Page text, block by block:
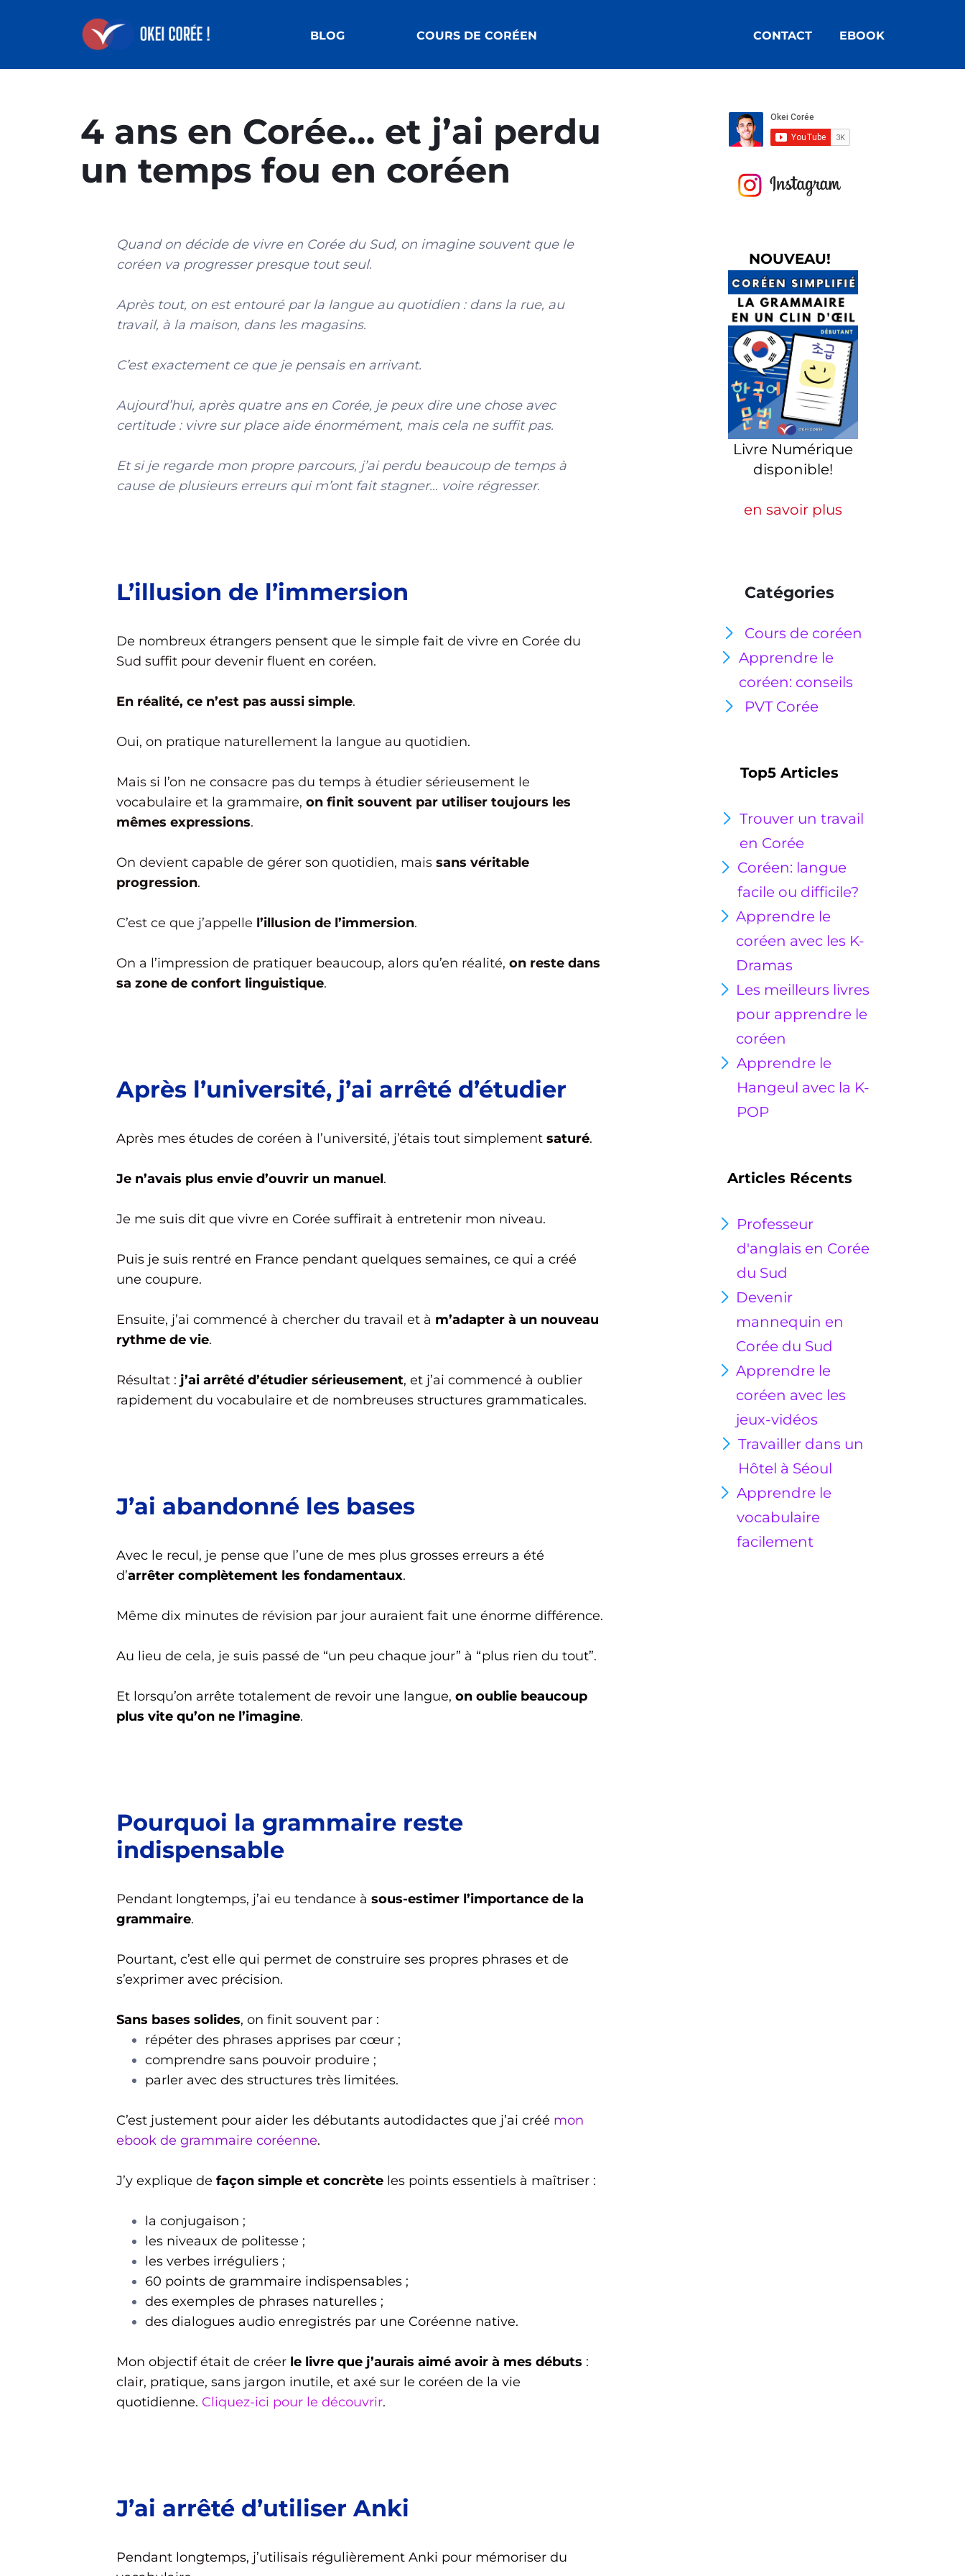
BLOG COURS DE CORÉEN CONTACT EBOOK
4 ans en Corée… et j’ai perdu
un temps fou en coréen
Quand on décide de vivre en Corée du Sud, on imagine souvent que le
coréen va progresser presque tout seul.
Après tout, on est entouré par la langue au quotidien : dans la rue, au
travail, à la maison, dans les magasins.
C’est exactement ce que je pensais en arrivant.
Aujourd’hui, après quatre ans en Corée, je peux dire une chose avec
certitude : vivre sur place aide énormément, mais cela ne suffit pas.
Et si je regarde mon propre parcours, j’ai perdu beaucoup de temps à
cause de plusieurs erreurs qui m’ont fait stagner… voire régresser.
L’illusion de l’immersion
De nombreux étrangers pensent que le simple fait de vivre en Corée du
Sud suffit pour devenir fluent en coréen.
En réalité, ce n’est pas aussi simple.
Oui, on pratique naturellement la langue au quotidien.
Mais si l’on ne consacre pas du temps à étudier sérieusement le
vocabulaire et la grammaire, on finit souvent par utiliser toujours les
mêmes expressions.
On devient capable de gérer son quotidien, mais sans véritable
progression.
C’est ce que j’appelle l’illusion de l’immersion.
On a l’impression de pratiquer beaucoup, alors qu’en réalité, on reste dans
sa zone de confort linguistique.
Après l’université, j’ai arrêté d’étudier
Après mes études de coréen à l’université, j’étais tout simplement saturé.
Je n’avais plus envie d’ouvrir un manuel.
Je me suis dit que vivre en Corée suffirait à entretenir mon niveau.
Puis je suis rentré en France pendant quelques semaines, ce qui a créé
une coupure.
Ensuite, j’ai commencé à chercher du travail et à m’adapter à un nouveau
rythme de vie.
Résultat : j’ai arrêté d’étudier sérieusement, et j’ai commencé à oublier
rapidement du vocabulaire et de nombreuses structures grammaticales.
J’ai abandonné les bases
Avec le recul, je pense que l’une de mes plus grosses erreurs a été
d’arrêter complètement les fondamentaux.
Même dix minutes de révision par jour auraient fait une énorme différence.
Au lieu de cela, je suis passé de “un peu chaque jour” à “plus rien du tout”.
Et lorsqu’on arrête totalement de revoir une langue, on oublie beaucoup
plus vite qu’on ne l’imagine.
Pourquoi la grammaire reste
indispensable
Pendant longtemps, j’ai eu tendance à sous-estimer l’importance de la
grammaire.
Pourtant, c’est elle qui permet de construire ses propres phrases et de
s’exprimer avec précision.
Sans bases solides, on finit souvent par :
répéter des phrases apprises par cœur ;
comprendre sans pouvoir produire ;
parler avec des structures très limitées.
C’est justement pour aider les débutants autodidactes que j’ai créé mon
ebook de grammaire coréenne.
J’y explique de façon simple et concrète les points essentiels à maîtriser :
la conjugaison ;
les niveaux de politesse ;
les verbes irréguliers ;
60 points de grammaire indispensables ;
des exemples de phrases naturelles ;
des dialogues audio enregistrés par une Coréenne native.
Mon objectif était de créer le livre que j’aurais aimé avoir à mes débuts :
clair, pratique, sans jargon inutile, et axé sur le coréen de la vie
quotidienne. Cliquez-ici pour le découvrir.
J’ai arrêté d’utiliser Anki
Pendant longtemps, j’utilisais régulièrement Anki pour mémoriser du
NOUVEAU!
Livre Numérique
disponible!
en savoir plus
Catégories
Cours de coréen
Apprendre le
coréen: conseils
PVT Corée
Top5 Articles
Trouver un travail
en Corée
Coréen: langue
facile ou difficile?
Apprendre le
coréen avec les K-
Dramas
Les meilleurs livres
pour apprendre le
coréen
Apprendre le
Hangeul avec la K-
POP
Articles Récents
Professeur
d'anglais en Corée
du Sud
Devenir
mannequin en
Corée du Sud
Apprendre le
coréen avec les
jeux-vidéos
Travailler dans un
Hôtel à Séoul
Apprendre le
vocabulaire
facilement